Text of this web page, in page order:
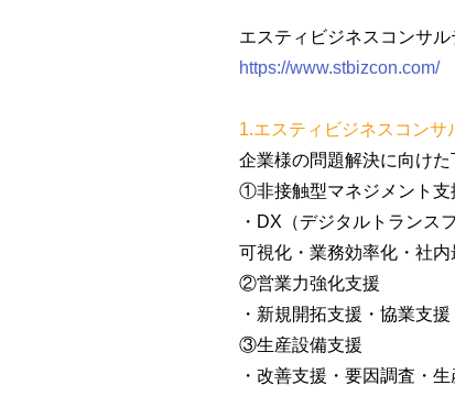
エスティビジネスコンサ
https://www.stbizcon.com/
1.エスティビジネスコンサ
企業様の問題解決に向けた
①非接触型マネジメント支
・DX（デジタルトランス
可視化・業務効率化・社内
②営業力強化支援
・新規開拓支援・協業支
③生産設備支援
・改善支援・要因調査・